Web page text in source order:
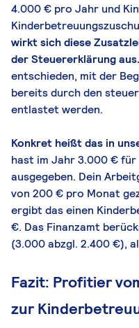
4.000 € pro Jahr und
wirkt sich diese
der Steuererklärung aus.
entschieden, mit der
bereits durch den
entlastet werden.
Konkret heißt das in
hast im Jahr 3.000 €
ausgegeben. Dein
von 200 € pro Monat
ergibt das einen
€. Das Finanzamt
(3.000 abzgl. 2.400 €),
Fazit: Profitier
zur